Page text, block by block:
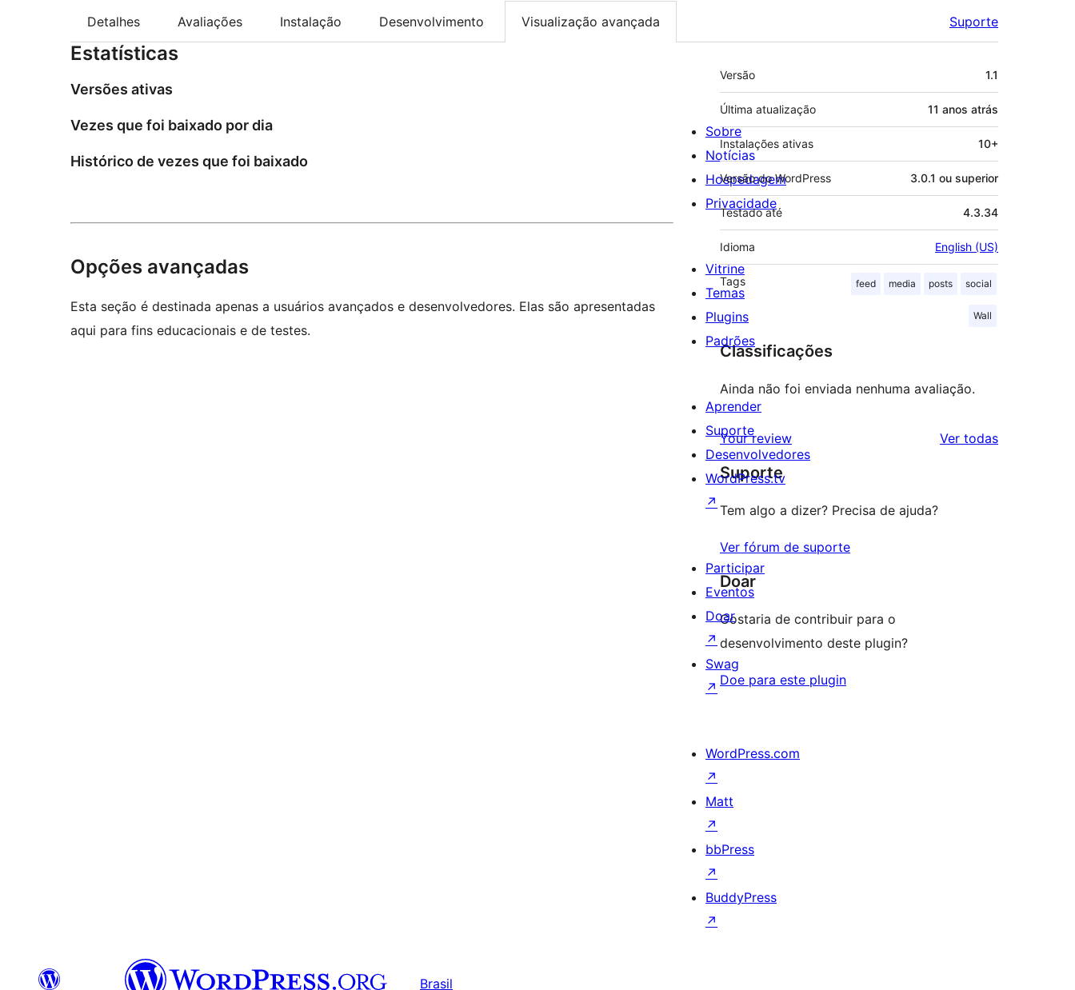
Detalhes Avaliações Instalação Desenvolvimento Visualização avançada Suporte
Estatísticas
Versões ativas
Vezes que foi baixado por dia
Histórico de vezes que foi baixado
Opções avançadas
Esta seção é destinada apenas a usuários avançados e desenvolvedores. Elas são apresentadas
aqui para fins educacionais e de testes.
Meta
Versão 1.1
Última atualização 11 anos atrás
Instalações ativas 10+
Versão do WordPress 3.0.1 ou superior
Testado até 4.3.34
Idioma English (US)
Tags feed media posts social
Wall
Classificações
Ainda não foi enviada nenhuma avaliação.
Your review Ver todasavaliações
Suporte
Tem algo a dizer? Precisa de ajuda?
Ver fórum de suporte
Doar
Gostaria de contribuir para o
desenvolvimento deste plugin?
Doe para este plugin
Sobre
Notícias
Hospedagem
Privacidade
Vitrine
Temas
Plugins
Padrões
Aprender
Suporte
Desenvolvedores
WordPress.tv
↗
Participar
Eventos
Doar
↗
Swag
↗
WordPress.com
↗
Matt
↗
bbPress
↗
BuddyPress
↗
Brasil